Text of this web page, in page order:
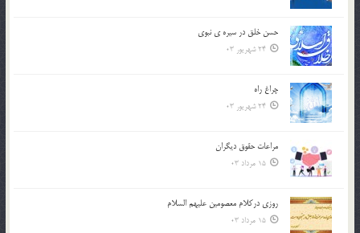
حسن خلق در سيره ي نبوي
24 شهریور 03
چراغ راه
24 شهریور 03
مراعات حقوق ديگران
15 مرداد 03
روزي دركلام معصومين عليهم السلام
15 مرداد 03